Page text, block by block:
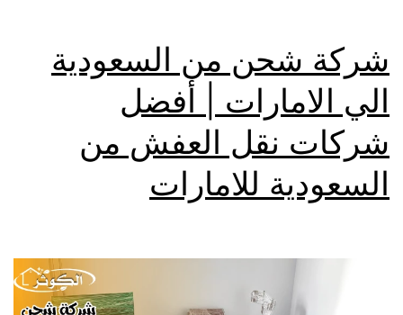
شركة شحن من السعودية
الي الامارات | أفضل
شركات نقل العفش من
السعودية للامارات